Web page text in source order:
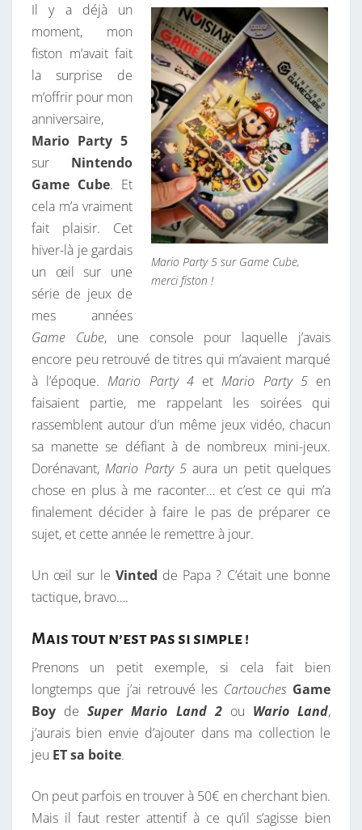
E
E
K
–
M
A
J
2
0
2
6
Mario Party 5 sur Game Cube,
merci fiston !
Il y a déjà un
moment, mon
fiston m’avait fait
la surprise de
m’offrir pour mon
anniversaire,
Mario Party 5
sur Nintendo
Game Cube. Et
cela m’a vraiment
fait plaisir. Cet
hiver-là je gardais
un œil sur une
série de jeux de
mes années
Game Cube, une console pour laquelle j’avais
encore peu retrouvé de titres qui m’avaient marqué
à l’époque.Mario Party 4etMario Party 5en
faisaient partie, me rappelant les soirées qui
rassemblent autour d’un même jeux vidéo, chacun
sa manette se défiant à de nombreux mini-jeux.
Dorénavant,Mario Party 5aura un petit quelques
chose en plus à me raconter… et c’est ce qui m’a
finalement décider à faire le pas de préparer ce
sujet, et cette année le remettre à jour.
Un œil sur le Vinted de Papa ? C’était une bonne
tactique, bravo….
Mais tout n’est pas si simple !
Prenons un petit exemple, si cela fait bien
longtemps que j’ai retrouvé les Cartouches Game
Boy deSuper Mario Land 2ou Wario Land,
j’aurais bien envie d’ajouter dans ma collection le
jeu ETsa boite.
On peut parfois en trouver à 50€ en cherchant bien.
Mais il faut rester attentif à ce qu’il s’agisse bien